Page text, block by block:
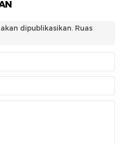
dipublikasikan. Ruas